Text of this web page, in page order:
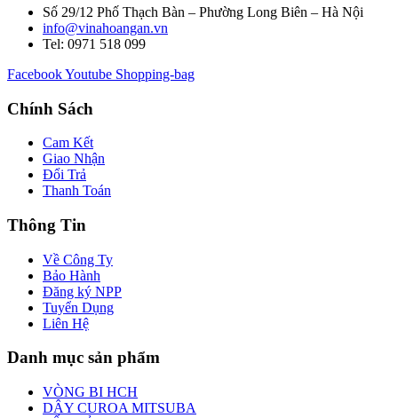
Số 29/12 Phố Thạch Bàn – Phường Long Biên – Hà Nội
info@vinahoangan.vn
Tel: 0971 518 099
FacebookYoutube Shopping-bag
Chính Sách
Cam Kết
Giao Nhận
Đổi Trả
Thanh Toán
Thông Tin
Về Công Ty
Bảo Hành
Đăng ký NPP
Tuyển Dụng
Liên Hệ
Danh mục sản phẩm
VÒNG BI HCH
DÂY CUROA MITSUBA